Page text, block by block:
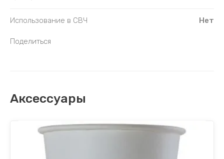
Использование в СВЧ Нет
Поделиться
Аксессуары